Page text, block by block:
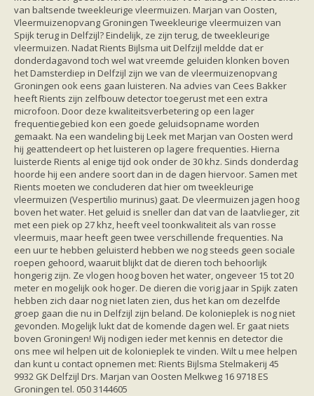
Meer weten
Links
Boeken en tijdschriften
geluiden van vleermuizen
Achtergrond informatie
Nieuwsberichten
Informatiefolders
Nederland
Buitenland
Meer dan vleermuizen
Handleidingen
Vlendag presentaties
Vlennieuwsbrief
Overige publicaties
zoonose info (rabies, corona, etc)
rapporten
Handleiding
Overig
Video beelden
Forum
Naar het forum
van baltsende tweekleurige vleermuizen. Marjan van Oosten,
Vleermuizenopvang Groningen Tweekleurige vleermuizen van
Spijk terug in Delfzijl? Eindelijk, ze zijn terug, de tweekleurige
vleermuizen. Nadat Rients Bijlsma uit Delfzijl meldde dat er
donderdagavond toch wel wat vreemde geluiden klonken boven
het Damsterdiep in Delfzijl zijn we van de vleermuizenopvang
Groningen ook eens gaan luisteren. Na advies van Cees Bakker
heeft Rients zijn zelfbouw detector toegerust met een extra
microfoon. Door deze kwaliteitsverbetering op een lager
frequentiegebied kon een goede geluidsopname worden
gemaakt. Na een wandeling bij Leek met Marjan van Oosten werd
hij geattendeert op het luisteren op lagere frequenties. Hierna
luisterde Rients al enige tijd ook onder de 30 khz. Sinds donderdag
hoorde hij een andere soort dan in de dagen hiervoor. Samen met
Rients moeten we concluderen dat hier om tweekleurige
vleermuizen (Vespertilio murinus) gaat. De vleermuizen jagen hoog
boven het water. Het geluid is sneller dan dat van de laatvlieger, zit
met een piek op 27 khz, heeft veel toonkwaliteit als van rosse
vleermuis, maar heeft geen twee verschillende frequenties. Na
een uur te hebben geluisterd hebben we nog steeds geen sociale
roepen gehoord, waaruit blijkt dat de dieren toch behoorlijk
hongerig zijn. Ze vlogen hoog boven het water, ongeveer 15 tot 20
meter en mogelijk ook hoger. De dieren die vorig jaar in Spijk zaten
hebben zich daar nog niet laten zien, dus het kan om dezelfde
groep gaan die nu in Delfzijl zijn beland. De kolonieplek is nog niet
gevonden. Mogelijk lukt dat de komende dagen wel. Er gaat niets
boven Groningen! Wij nodigen ieder met kennis en detector die
ons mee wil helpen uit de kolonieplek te vinden. Wilt u mee helpen
dan kunt u contact opnemen met: Rients Bijlsma Stelmakerij 45
9932 GK Delfzijl Drs. Marjan van Oosten Melkweg 16 9718 ES
Groningen tel. 050 3144605